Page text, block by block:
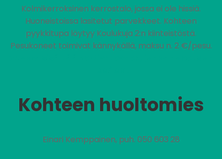
Kolmikerroksinen kerrostalo, jossa ei ole hissiä.
Huoneistoissa lasitetut parvekkeet. Kohteen
pyykkitupa löytyy Koulukuja 2:n kiinteistöstä.
Pesukoneet toimivat kännykällä, maksu n. 2 €/pesu.
Kohteen huoltomies
Einari Kemppainen, puh. 050 603 28